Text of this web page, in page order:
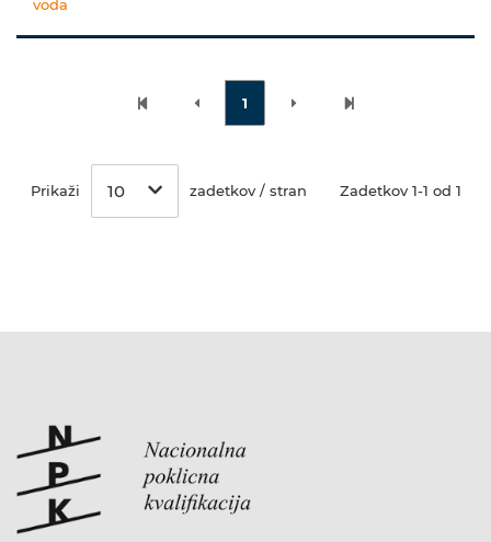
voda
1
Prikaži 10 zadetkov / stran Zadetkov 1-1 od 1